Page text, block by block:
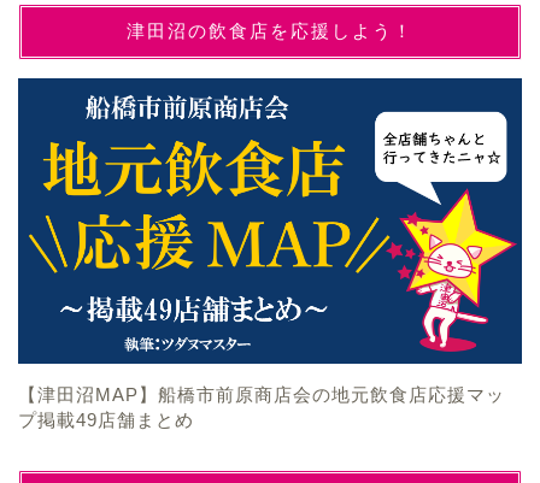
津田沼の飲食店を応援しよう！
【津田沼MAP】船橋市前原商店会の地元飲食店応援マッ
プ掲載49店舗まとめ